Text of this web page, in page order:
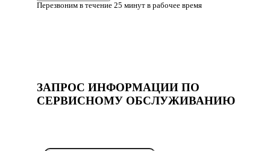
Перезвоним в течение 25 минут в рабочее время
ЗАПРОС ИНФОРМАЦИИ ПО
СЕРВИСНОМУ ОБСЛУЖИВАНИЮ